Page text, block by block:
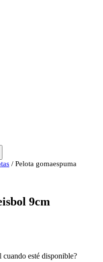
/ Pelota gomaespuma
9cm
cuando esté disponible?